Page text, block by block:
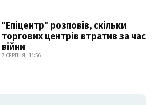
"Епіцентр" розповів, скільки
торгових центрів втратив за час
війни
7 СЕРПНЯ, 11:56